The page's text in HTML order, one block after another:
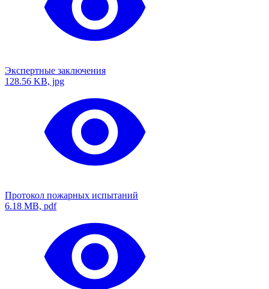
Экспертные заключения
128.56 KB, jpg
Протокол пожарных испытаний
6.18 MB, pdf